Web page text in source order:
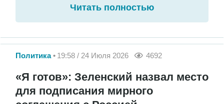
Читать полностью
Политика 19:58 / 24 Июля 2026 4692
«Я готов»: Зеленский назвал место
для подписания мирного